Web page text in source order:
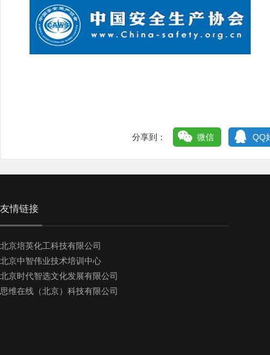
分享到： 微信 QQ
友情链接
北京培英化工科技有限公司
北京中智伟业技术培训中心
北京时代智选文化发展有限公司
思维在线（北京）科技有限公司